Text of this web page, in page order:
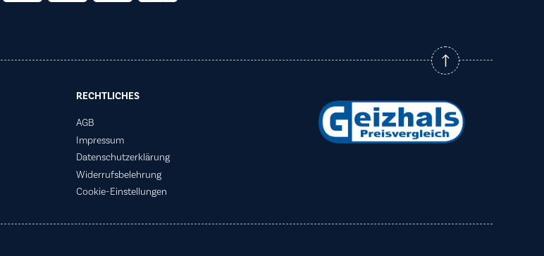
RECHTLICHES
AGB
Impressum
Datenschutzerklärung
Widerrufsbelehrung
Cookie-Einstellungen